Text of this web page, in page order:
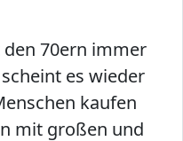
70ern immer
es wieder
kaufen
mit großen und